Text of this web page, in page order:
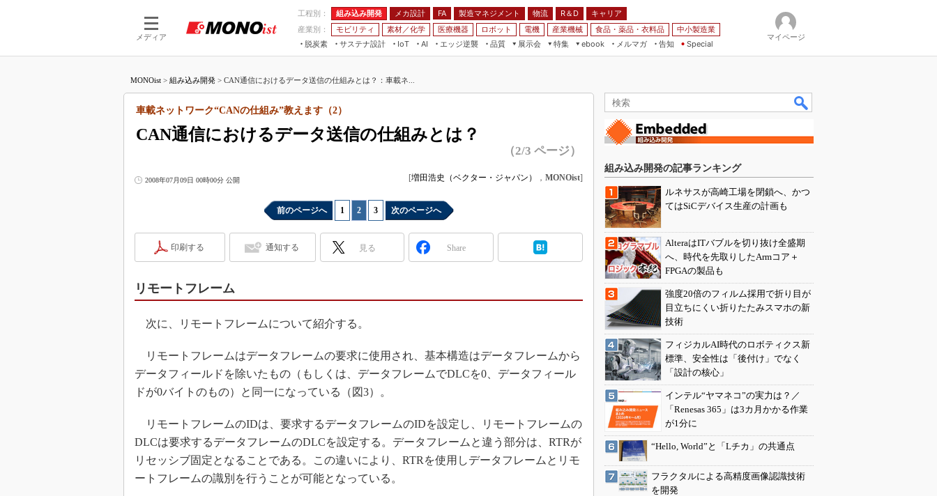
メディア
工程別： 組み込み開発 メカ設計 FA 製造マネジメント 物流 R＆D
キャリア
産業別：
モビリティ 素材／化学 医療機器 ロボット 電機 産業機械 食品・薬品・衣料品
中小製造業
脱炭素
サステナ設計
IoT
つながる工場
つながるサービス
AI
AI×設備保全
Physical AI
エッジ逆襲 品質
展示会
JIMTOF
IIFES
ジャパンモビリティショー
TECHNO-FRONTIER
人テク展
スマート工場EXPO
EdgeTech+
特集
つながるクルマ
フィールドサービス
組み込みモデリング
Windows Embedded
車載ソフト開発
S＆OP
インダストリー4.0
製造業ビッグデータ
メイドインジャパン
植物工場
ebook
モビリティ
メルマガ
告知 Special
マイページ
MONOist > 組み込み開発 > CAN通信におけるデータ送信の仕組みとは？：車載ネ...
CAN通信におけるデータ送信の仕組みとは？
車載ネットワーク“CANの仕組み”教えます（2）
（2/3 ページ）
2008年07月09日 00時00分 公開 [増田浩史（ベクター・ジャパン） ， MONOist]
前のページへ 1 2 3 次のページへ
印刷する 通知する 見る Share
リモートフレーム
次に、リモートフレームについて紹介する。
リモートフレームはデータフレームの要求に使用され、基本構造はデータフレームから
データフィールドを除いたもの（もしくは、データフレームでDLCを0、データフィール
ドが0バイトのもの）と同一になっている（図3）。
リモートフレームのIDは、要求するデータフレームのIDを設定し、リモートフレームの
DLCは要求するデータフレームのDLCを設定する。データフレームと違う部分は、RTRが
リセッシブ固定となることである。この違いにより、RTRを使用しデータフレームとリモ
ートフレームの識別を行うことが可能となっている。
組み込み開発の記事ランキング
ルネサスが高崎工場を閉鎖へ、かつ
てはSiCデバイス生産の計画も
AlteraはITバブルを切り抜け全盛期
へ、時代を先取りしたArmコア＋
FPGAの製品も
強度20倍のフィルム採用で折り目が
目立ちにくい折りたたみスマホの新
技術
フィジカルAI時代のロボティクス新
標準、安全性は「後付け」でなく
「設計の核心」
インテル“ヤマネコ”の実力は？／
「Renesas 365」は3カ月かかる作業
が1分に
“Hello, World”と「Lチカ」の共通点
フラクタルによる高精度画像認識技術
を開発